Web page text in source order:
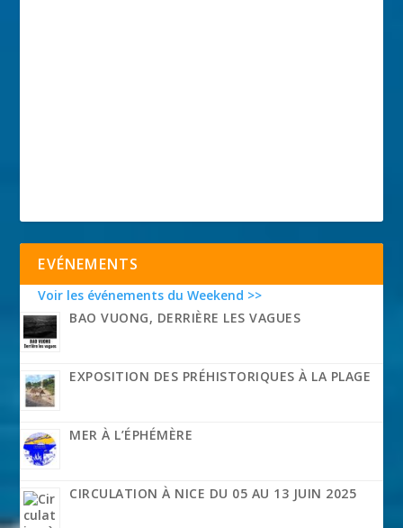
EVÉNEMENTS
Voir les événements du Weekend >>
BAO VUONG, DERRIÈRE LES VAGUES
EXPOSITION DES PRÉHISTORIQUES À LA PLAGE
MER À L’ÉPHÉMÈRE
CIRCULATION À NICE DU 05 AU 13 JUIN 2025